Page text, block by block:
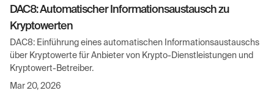
DAC8: Automatischer Informationsaustausch zu
Kryptowerten
DAC8: Einführung eines automatischen Informationsaustauschs
über Kryptowerte für Anbieter von Krypto-Dienstleistungen und
Kryptowert-Betreiber.
Mar 20, 2026